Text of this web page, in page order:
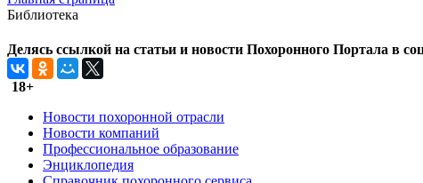
Библиотека
Делясь ссылкой на статьи и новости Похоронного Портала в
18+
Новости похоронной отрасли
Новости компаний
Профессиональное образование
Энциклопедия